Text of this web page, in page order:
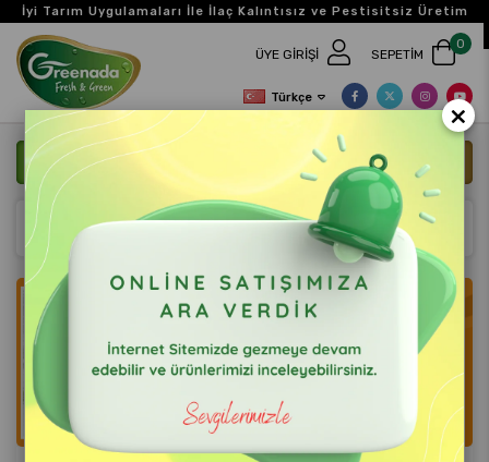
İyi Tarım Uygulamaları İle İlaç Kalıntısız ve Pestisitsiz Üretim
ANASAYFA BIZE ULAŞIN
Türkçe
0
ÜYE GIRIŞI SEPETIM
×